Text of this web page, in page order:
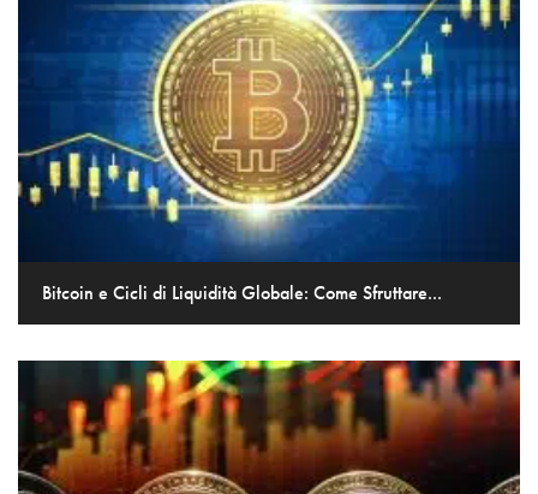
Bitcoin e Cicli di Liquidità Globale: Come Sfruttare...